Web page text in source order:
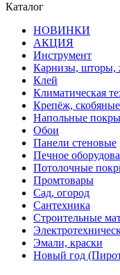
Каталог
НОВИНКИ
АКЦИЯ
Инструмент
Карнизы, шторы,
Клей
Климатическая
Крепёж,
Напольные
Обои
Панели стеновые
Печное
Потолочные
Промтовары
Сад, огород
Сантехника
Строительные
Эмали, краски
Новый год